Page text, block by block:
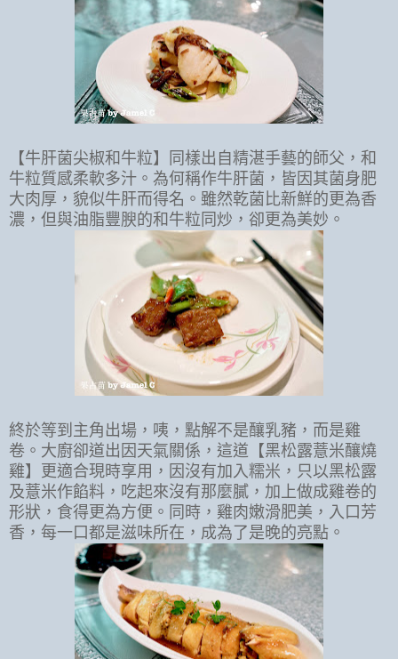
【牛肝菌尖椒和牛粒】同樣出自精湛手藝的師父，和
牛粒質感柔軟多汁。為何稱作牛肝菌，皆因其菌身肥
大肉厚，貌似牛肝而得名。雖然乾菌比新鮮的更為香
濃，但與油脂豐腴的和牛粒同炒，卻更為美妙。
終於等到主角出場，咦，點解不是釀乳豬，而是雞
卷。大廚卻道出因天氣關係，這道【黑松露薏米釀燒
雞】更適合現時享用，因沒有加入糯米，只以黑松露
及薏米作餡料，吃起來沒有那麼膩，加上做成雞卷的
形狀，食得更為方便。同時，雞肉嫩滑肥美，入口芳
香，每一口都是滋味所在，成為了是晚的亮點。